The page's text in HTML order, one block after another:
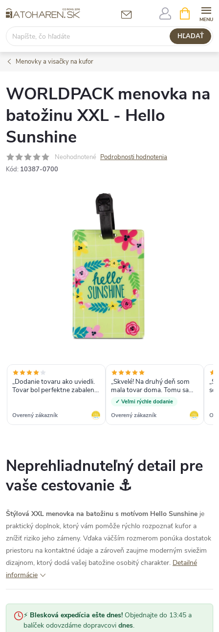
na
obsah
HĽADAŤ
KOŠÍK
Menovky a visačky na kufor
WORLDPACK menovka na
batožinu XXL - Hello
Sunshine
Neohodnotené Podrobnosti hodnotenia
Kód: 10387-0700
„Dodanie tovaru ako uviedli.
Tovar bol perfektne zabalený.
Overený zákazník
„Skvelé! Na druhý deň som
mala tovar doma. Tomu sa
hovorí expresné doručenie“
✓ Veľmi rýchle dodanie
Overený zákazník
„S
Neprehliadnuteľný detail pre
vaše cestovanie ⚓
Štýlová XXL menovka na batožinu s motívom Hello Sunshine je
praktický doplnok, ktorý vám pomôže rýchlo rozpoznať kufor a
znížiť riziko jeho zámeny. Vďaka väčším rozmerom ponúka dostatok
priestoru na kontaktné údaje a zároveň zaujme moderným sviežim
dizajnom, ktorý dodá vašej batožine osobitý charakter. Detailné
informácie
⚡ Blesková expedícia ešte dnes! Objednajte do 13:45 a
balíček odovzdáme dopravcovi dnes.